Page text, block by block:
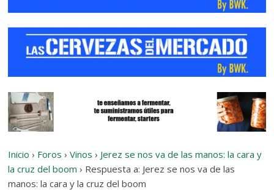
Inicio › Foros › Vinos › Jerez se nos va de las manos: la cara y
la cruz del boom › Respuesta a: Jerez se nos va de las
manos: la cara y la cruz del boom